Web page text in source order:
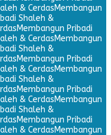
& CerdasMembangun
Shaleh &
Membangun Pribadi
& CerdasMembangun
Shaleh &
Membangun Pribadi
& CerdasMembangun
Shaleh &
Membangun Pribadi
& CerdasMembangun
Shaleh &
Membangun Pribadi
& CerdasMembangun